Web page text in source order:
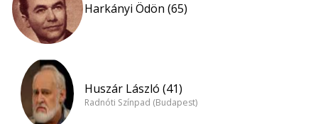
Harkányi Ödön (65)
Huszár László (41)
Radnóti Színpad (Budapest)